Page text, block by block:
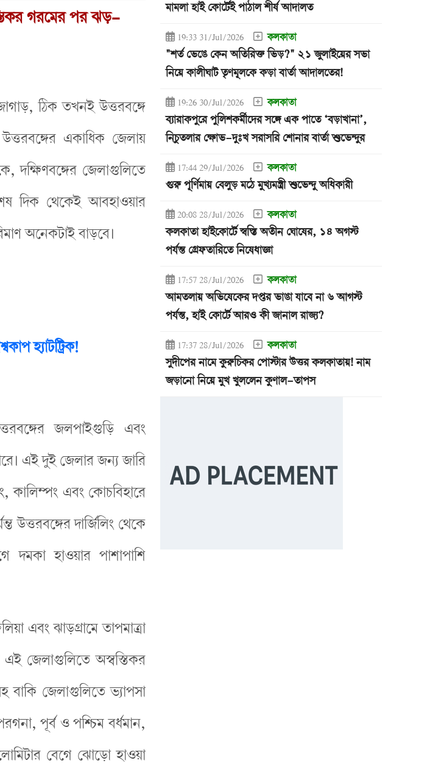
গরমের পর ঝড়-
ঠিক তখনই উত্তরবঙ্গে
একাধিক জেলায়
দক্ষিণবঙ্গের জেলাগুলিতে
দিক থেকেই আবহাওয়ার
অনেকটাই বাড়বে।
হ্যাটট্রিক!
জলপাইগুড়ি এবং
এই দুই জেলার জন্য জারি
কালিম্পং এবং কোচবিহারে
উত্তরবঙ্গের দার্জিলিং থেকে
হাওয়ার পাশাপাশি
এবং ঝাড়গ্রামে তাপমাত্রা
জেলাগুলিতে অস্বস্তিকর
জেলাগুলিতে ভ্যাপসা
পূর্ব ও পশ্চিম বর্ধমান,
বেগে ঝোড়ো হাওয়া
মামলা হাই কোর্টেই পাঠাল শীর্ষ আদালত
19:33 31/Jul/2026 কলকাতা
"শর্ত ভেঙে কেন অতিরিক্ত ভিড়?" ২১ জুলাইয়ের সভা
নিয়ে কালীঘাট তৃণমূলকে কড়া বার্তা আদালতের!
19:26 30/Jul/2026 কলকাতা
ব্যারাকপুরে পুলিশকর্মীদের সঙ্গে এক পাতে ‘বড়াখানা’,
নিচুতলার ক্ষোভ-দুঃখ সরাসরি শোনার বার্তা শুভেন্দুর
17:44 29/Jul/2026 কলকাতা
গুরু পূর্ণিমায় বেলুড় মঠে মুখ্যমন্ত্রী শুভেন্দু অধিকারী
20:08 28/Jul/2026 কলকাতা
কলকাতা হাইকোর্টে স্বস্তি অতীন ঘোষের, ১৪ অগস্ট
পর্যন্ত গ্রেফতারিতে নিষেধাজ্ঞা
17:57 28/Jul/2026 কলকাতা
আমতলায় অভিষেকের দপ্তর ভাঙা যাবে না ৬ আগস্ট
পর্যন্ত, হাই কোর্টে আরও কী জানাল রাজ্য?
17:37 28/Jul/2026 কলকাতা
সুদীপের নামে কুরুচিকর পোস্টার উত্তর কলকাতায়! নাম
জড়ানো নিয়ে মুখ খুললেন কুণাল-তাপস